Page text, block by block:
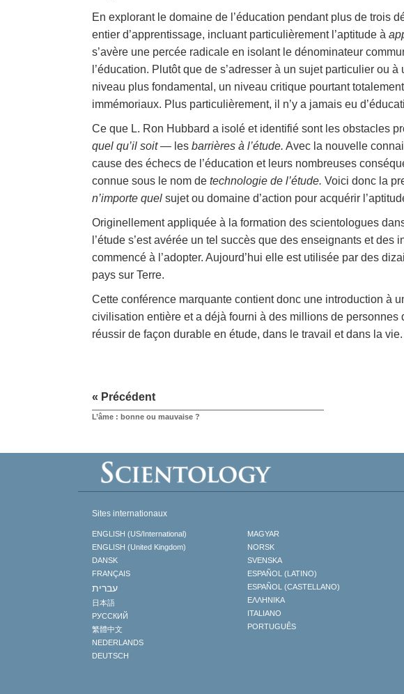
En explorant le domaine de l’éducation pendant plus de trois
entier d’apprentissage, incluant particulièrement l’aptitude à
s’avère une percée radicale en isolant le dénominateur
l’éducation. Plutôt que de s’adresser à un sujet particulier ou
niveau plus fondamental, un niveau critique pourtant
immémoriaux. Plus particulièrement, il n’y a jamais eu
Ce que L. Ron Hubbard a isolé et identifié sont les obstacles
quel qu’il soit— les barrières à l’étude. Avec la nouvelle
cause des échecs de l’éducation et leurs nombreuses
connue sous le nom de technologie de l’étude. Voici donc la
n’importe quel sujet ou domaine d’action pour acquérir
Originellement appliquée à la formation des scientologues
l’étude s’est avérée un tel succès que des enseignants et
commencé à l’adopter. Aujourd’hui elle est utilisée par des
pays sur Terre.
Cette conférence marquante contient donc une introduction à
civilisation entière et a déjà fourni à des millions de
réussir de façon durable en étude, dans le travail et dans la vie.
« Précédent
L’âme : bonne ou mauvaise ?
Sites internationaux
ENGLISH (US/International)
ENGLISH (United Kingdom)
DANSK
FRANÇAIS
עברית
日本語
РУССКИЙ
繁體中文
NEDERLANDS
DEUTSCH
MAGYAR
NORSK
SVENSKA
ESPAÑOL (LATINO)
ESPAÑOL (CASTELLANO)
ΕΛΛΗΝΙΚA
ITALIANO
PORTUGUÊS